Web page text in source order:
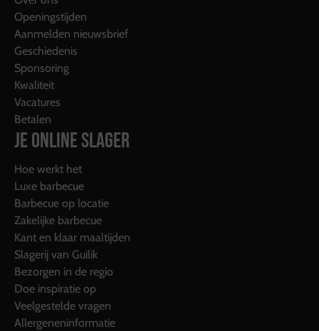
Openingstijden
Aanmelden nieuwsbrief
Geschiedenis
Sponsoring
Kwaliteit
Vacatures
Betalen
JE ONLINE SLAGER
Hoe werkt het
Luxe barbecue
Barbecue op locatie
Zakelijke barbecue
Kant en klaar maaltijden
Slagerij van Guilik
Bezorgen in de regio
Doe inspiratie op
Veelgestelde vragen
Allergeneninformatie